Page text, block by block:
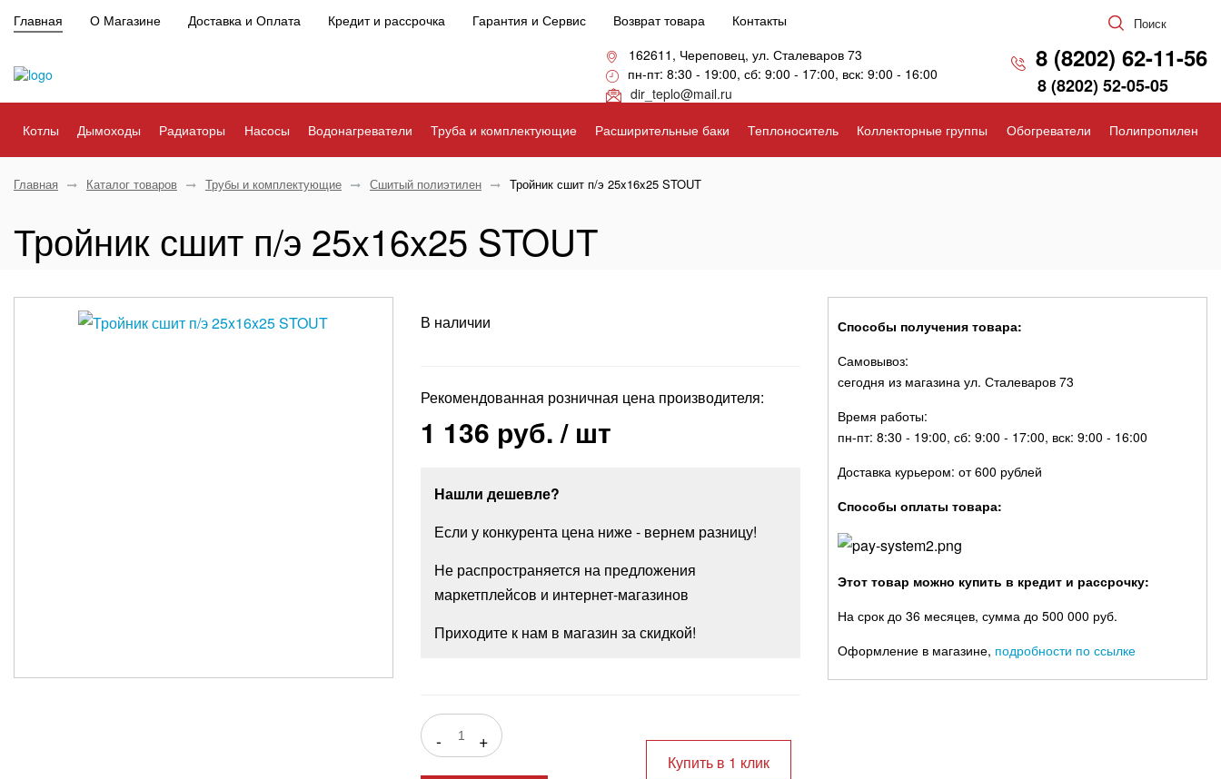
Главная О Магазине Доставка и Оплата Кредит и рассрочка Гарантия и Сервис Возврат товара Контакты Поиск
162611, Череповец, ул. Сталеваров 73
пн-пт: 8:30 - 19:00, сб: 9:00 - 17:00, вск: 9:00 - 16:00
dir_teplo@mail.ru
8 (8202) 62-11-56
8 (8202) 52-05-05
Котлы Дымоходы Радиаторы Насосы Водонагреватели Труба и комплектующие Расширительные баки Теплоноситель Коллекторные группы Обогреватели Полипропилен
Главная Каталог товаров Трубы и комплектующие Сшитый полиэтилен Тройник сшит п/э 25x16x25 STOUT
Тройник сшит п/э 25x16x25 STOUT
В наличии
Рекомендованная розничная цена производителя:
1 136 руб./ шт
Нашли дешевле?
Если у конкурента цена ниже - вернем разницу!
Не распространяется на предложения
маркетплейсов и интернет-магазинов
Приходите к нам в магазин за скидкой!
- +
Купить в 1 клик
Способы получения товара:
Самовывоз:
сегодня из магазина ул. Сталеваров 73
Время работы:
пн-пт: 8:30 - 19:00, сб: 9:00 - 17:00, вск: 9:00 - 16:00
Доставка курьером: от 600 рублей
Способы оплаты товара:
Этот товар можно купить в кредит и рассрочку:
На срок до 36 месяцев, сумма до 500 000 руб.
Оформление в магазине, подробности по ссылке